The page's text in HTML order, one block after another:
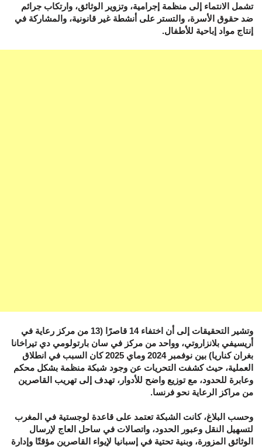
تشمل الانتماء إلى منظمة إجرامية، وتزوير الوثائق، وارتكاب جرائم
ضد حقوق الأسرة، والتستر على أنشطة غير قانونية، والمشاركة في
إنتاج مواد إباحية للأطفال.
وتشير التحقيقات إلى أن اختفاء 14 قاصرًا (13 من مركز رعاية في
أريسيفي بلانزاروتي، وواحد من مركز في سان بارتولومي دي تيراخانا
بغران كناريا) بين نوفمبر 2024 وماي 2025 كان السبب في انطلاق
العملية، حيث كشفت التحريات عن وجود شبكة منظمة بشكل محكم
وعابرة للحدود، مع توزيع واضح للأدوار، تهدف إلى تهريب القاصرين
من مراكز الرعاية نحو فرنسا.
وحسب البلاغ، كانت الشبكة تعتمد على قاعدة لوجستية في المغرب
لتسهيل النقل وعبور الحدود، واتصالات في ساحل العاج لإرسال
الوثائق المزورة، وبنية تحتية في إسبانيا لإيواء القاصرين مؤقتًا وإدارة